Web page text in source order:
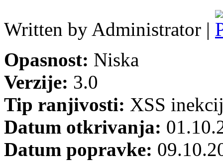
Written by Administrator |
Opasnost: Niska
Verzije: 3.0
Tip ranjivosti: XSS
Datum otkrivanja:
Datum popravke: